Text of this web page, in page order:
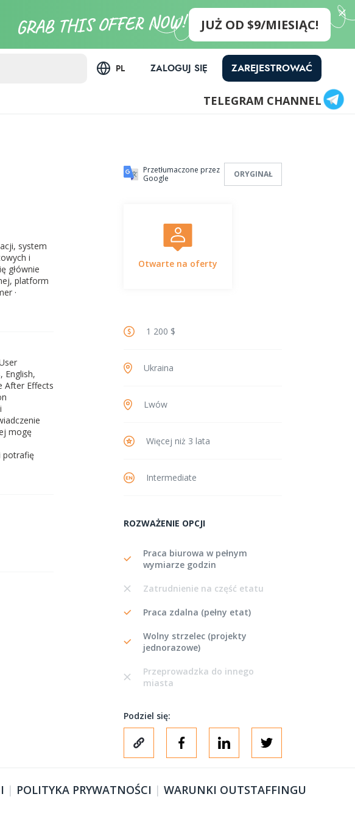
JUŻ OD $9/MIESIĄC!
PL ZALOGUJ SIĘ ZAREJESTROWAĆ
TELEGRAM CHANNEL
system
i
głównie
platform
·
English,
After Effects
mogę
potrafię
Przetłumaczone przez
Google
ORYGINAŁ
Otwarte na oferty
1 200 $
Ukraina
Lwów
Więcej niż 3 lata
Intermediate
ROZWAŻENIE OPCJI
Praca biurowa w pełnym
wymiarze godzin
Zatrudnienie na część etatu
Praca zdalna (pełny etat)
Wolny strzelec (projekty
jednorazowe)
Przeprowadzka do innego
miasta
Podziel się:
| POLITYKA PRYWATNOŚCI | WARUNKI OUTSTAFFINGU